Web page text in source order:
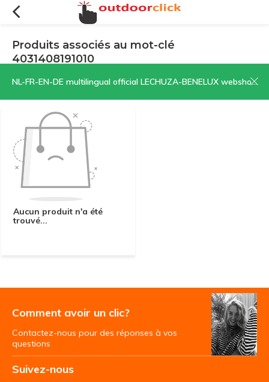
NL-FR-EN-DE multilingual official LECHUZA-BENELUX webshop | CLICK HERE NOW!
Produits associés au mot-clé
4031408191010
Filtres Trier par:
Aucun produit n'a été
trouvé...
Comment avoir un clic?
Contactez-nous pour des réponses à vos
questions
Suivez-nous